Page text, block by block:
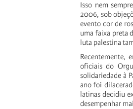
Isso nem
2006, sob
evento cor de
uma faixa preta
luta palestina
Recentemente,
oficiais do
solidariedade à
ano foi
latinas decidiu
desempenhar